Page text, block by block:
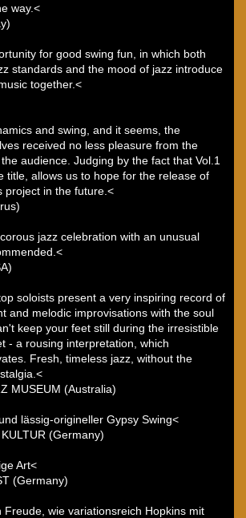
way.<
for good swing fun, in which both
standards and the mood of jazz introduce
together.<
and swing, and it seems, the
received no less pleasure from the
audience. Judging by the fact that Vol.1
title, allows us to hope for the release of
project in the future.<
jazz celebration with an unusual
soloists present a very inspiring record of
and melodic improvisations with the soul
keep your feet still during the irresistible
- a rousing interpretation, which
Fresh, timeless jazz, without the
MUSEUM (Australia)
lässig-origineller Gypsy Swing<
(Germany)
Art<
(Germany)
Freude, wie variationsreich Hopkins mit